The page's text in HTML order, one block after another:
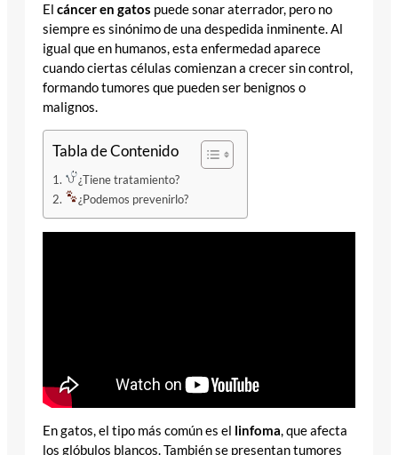
El cáncer en gatos puede sonar aterrador, pero no
siempre es sinónimo de una despedida inminente. Al
igual que en humanos, esta enfermedad aparece
cuando ciertas células comienzan a crecer sin control,
formando tumores que pueden ser benignos o
malignos.
Tabla de Contenido
¿Tiene tratamiento?
¿Podemos prevenirlo?
En gatos, el tipo más común es el linfoma, que afecta
los glóbulos blancos. También se presentan tumores